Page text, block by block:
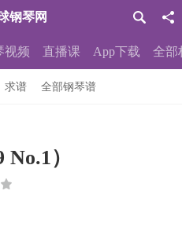
钢琴网
视频 直播课 App下载 全部
求谱 全部钢琴谱
）